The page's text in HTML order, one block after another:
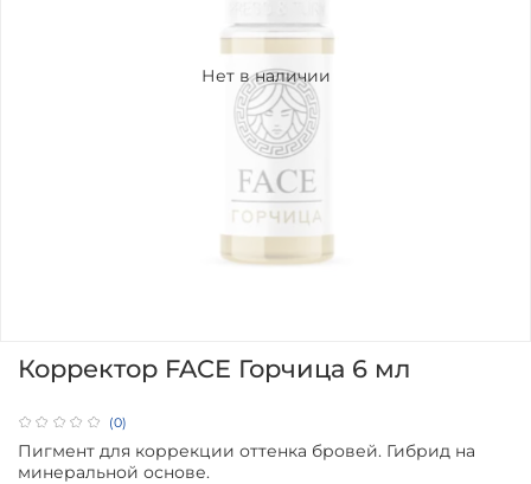
Нет в наличии
(0)
Корректор FACE Горчица 6 мл
Пигмент для коррекции оттенка бровей. Гибрид на
минеральной основе.